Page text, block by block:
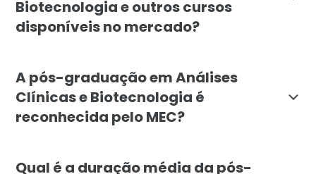
Biotecnologia e outros cursos
disponíveis no mercado?
A pós-graduação em Análises
Clínicas e Biotecnologia é
reconhecida pelo MEC?
Qual é a duração média da pós-